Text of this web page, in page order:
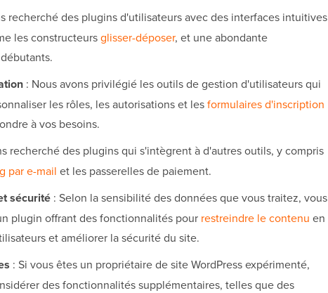
recherché des plugins d'utilisateurs avec des interfaces intuitives
les constructeursglisser-déposer, et une abondante
: Nous avons privilégié les outils de gestion d'utilisateurs qui
les rôles, les autorisations et lesformulaires d'inscription
à vos besoins.
recherché des plugins qui s'intègrent à d'autres outils, y compris
par e-mail et les passerelles de paiement.
sécurité : Selon la sensibilité des données que vous traitez, vous
plugin offrant des fonctionnalités pour restreindre le contenu en
et améliorer la sécurité du site.
: Si vous êtes un propriétaire de site WordPress expérimenté,
des fonctionnalités supplémentaires, telles que des